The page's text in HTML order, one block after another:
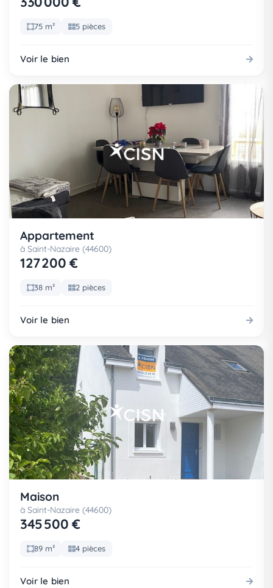
75 m² 5 pièces
Voir le bien
Appartement
à Saint-Nazaire (44600)
127 200 €
38 m² 2 pièces
Voir le bien
Maison
à Saint-Nazaire (44600)
345 500 €
89 m² 4 pièces
Voir le bien